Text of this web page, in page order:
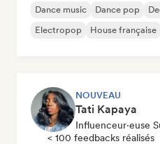
Dance music Dance pop
Electropop
House française
NOUVEAU
Tati Kapaya
Influenceur·euse
< 100 feedbacks réalisés